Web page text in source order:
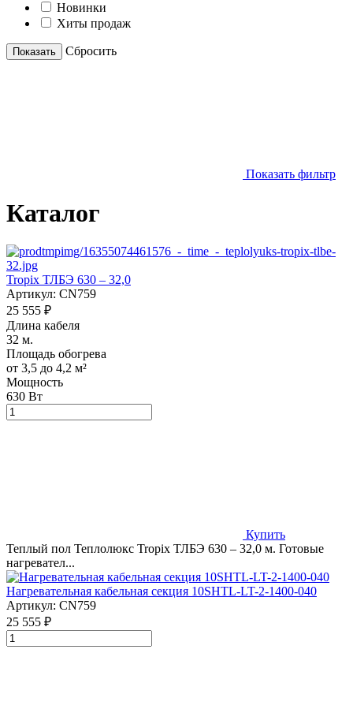
Новинки
Хиты продаж
Показать Cбросить
Показать фильтр
Каталог
Tropix ТЛБЭ 630 – 32,0
Артикул: CN759
25 555 ₽
Длина кабеля
32 м.
Площадь обогрева
от 3,5 до 4,2 м²
Мощность
630 Вт
Купить
Теплый пол Теплолюкс Tropix ТЛБЭ 630 – 32,0 м. Готовые
нагревател...
Нагревательная кабельная секция 10SHTL-LT-2-1400-040
Артикул: CN759
25 555 ₽